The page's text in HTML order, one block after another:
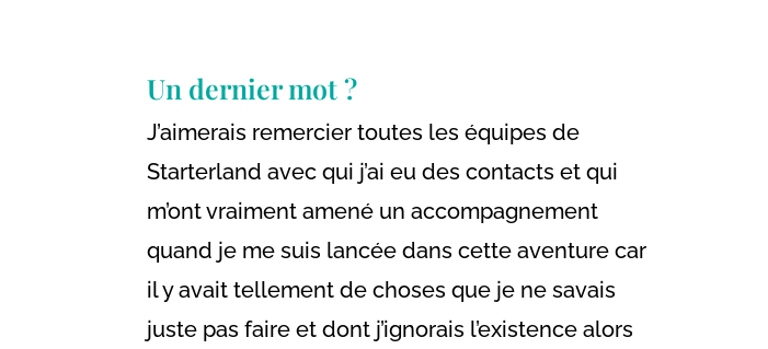
Un dernier mot ?
J’aimerais remercier toutes les équipes de
Starterland avec qui j’ai eu des contacts et qui
m’ont vraiment amené un accompagnement
quand je me suis lancée dans cette aventure car
il y avait tellement de choses que je ne savais
juste pas faire et dont j’ignorais l’existence alors